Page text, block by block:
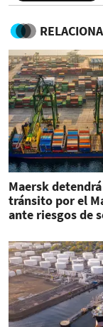
Maersk
tránsito por el
ante riesgos de